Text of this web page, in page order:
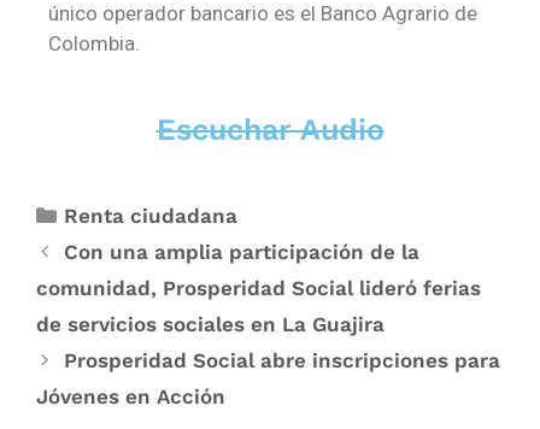
único operador bancario es el Banco Agrario de
Colombia.
Escuchar Audio
Renta ciudadana
Con una amplia participación de la
comunidad, Prosperidad Social lideró ferias
de servicios sociales en La Guajira
Prosperidad Social abre inscripciones para
Jóvenes en Acción